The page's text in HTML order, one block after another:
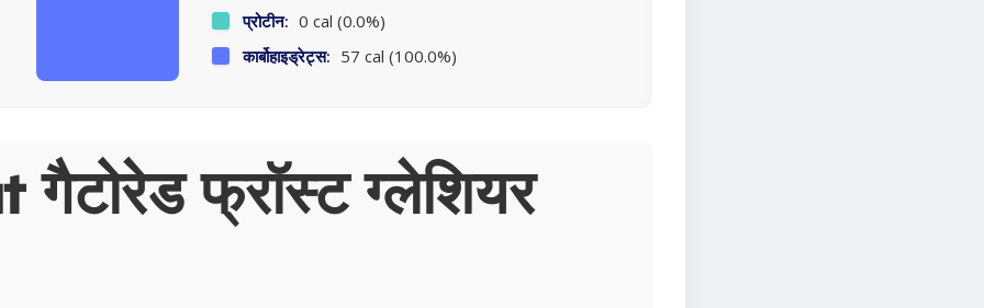
प्रोटीन: 0 cal (0.0%)
कार्बोहाइड्रेट्स: 57 cal (100.0%)
गैटोरेड फ्रॉस्ट ग्लेशियर